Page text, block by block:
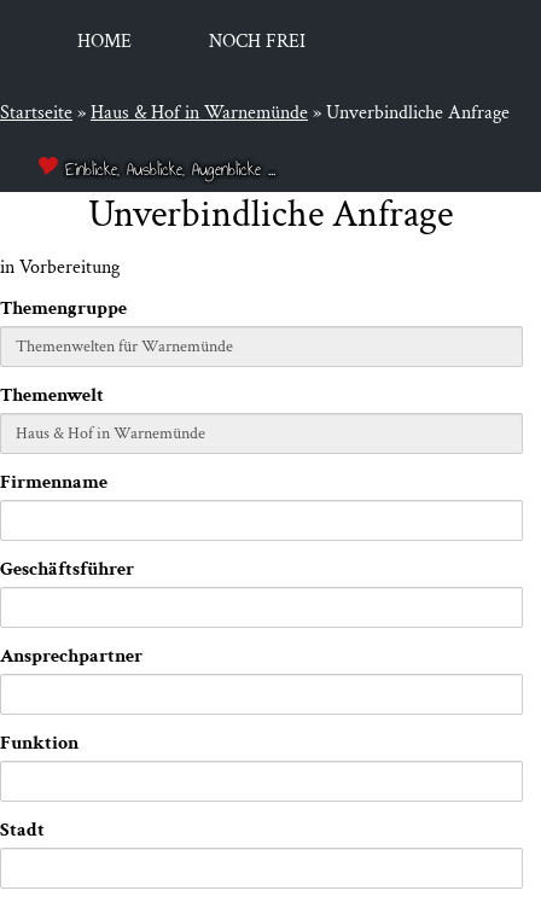
HOME NOCH FREI
Startseite»Haus & Hof in Warnemünde»Unverbindliche Anfrage
Einblicke, Ausblicke, Augenblicke ...
Unver­bind­li­che Anfrage
in Vor­be­rei­tung
The­men­grup­pe
The­men­welt
Fir­men­na­me
Geschäfts­füh­rer
Ansprech­part­ner
Funk­ti­on
Stadt